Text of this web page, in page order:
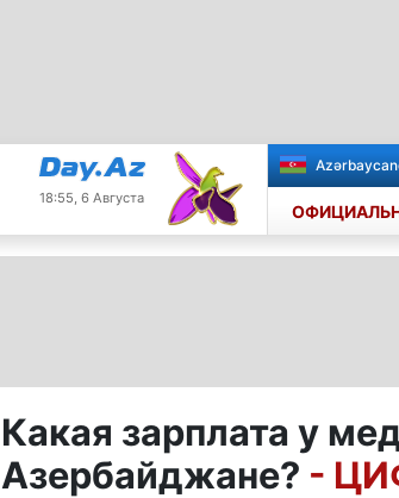
18:55, 6 Августа
Какая зарплата у
Азербайджане? -